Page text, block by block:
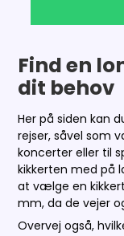
Find en
dit behov
Her på siden kan
rejser, såvel som
koncerter eller til
kikkerten med på
at vælge en
mm, da de vejer
Overvej også,